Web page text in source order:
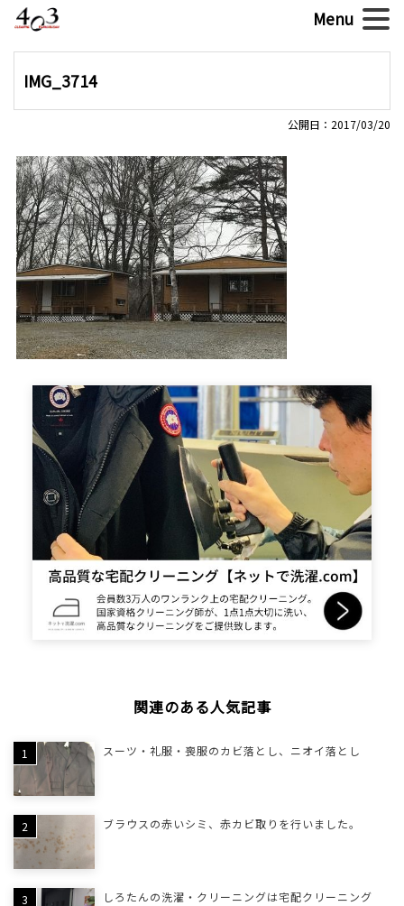
IMG_3714
公開日：2017/03/20
関連のある人気記事
スーツ・礼服・喪服のカビ落とし、ニオイ落とし
ブラウスの赤いシミ、赤カビ取りを行いました。
しろたんの洗濯・クリーニングは宅配クリーニング